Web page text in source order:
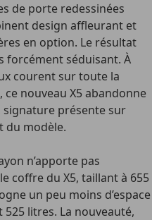
de porte redessinées
design affleurant et
en option. Le résultat
forcément séduisant. À
courent sur toute la
nouveau X5 abandonne
présente sur
du modèle.
n’apporte pas
coffre du X5, taillant à 655
un peu moins d’espace
litres. La nouveauté,